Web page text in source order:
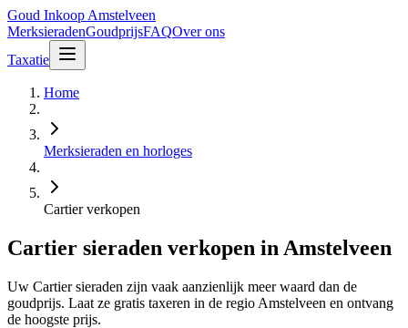
Goud Inkoop Amstelveen
MerksieradenGoudprijsFAQOver ons
Taxatie
Home
Merksieraden en horloges
Cartier verkopen
Cartier sieraden verkopen in Amstelveen
Uw Cartier sieraden zijn vaak aanzienlijk meer waard dan de
goudprijs. Laat ze gratis taxeren in de regio Amstelveen en ontvang
de hoogste prijs.